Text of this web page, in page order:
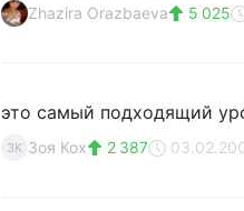
Zhazira Orazbaeva 5 025
это самый подходящий
ЗК Зоя Кох 2 387